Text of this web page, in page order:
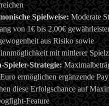
Spielweise:Moderate
von 1€ bis 2,00€
aus Risiko sowie
mit mittlerer
Spieler-Strategie:
ermöglichen ergänzende
diese Erfolgschance auf
Feature